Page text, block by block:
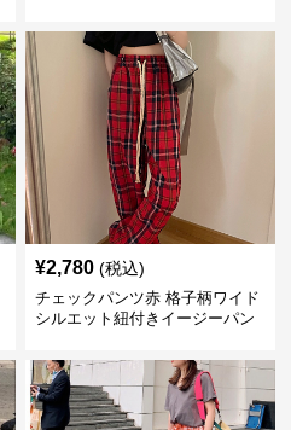
¥2,780 (税込)
チェックパンツ赤 格子柄ワイド
シルエット紐付きイージーパン